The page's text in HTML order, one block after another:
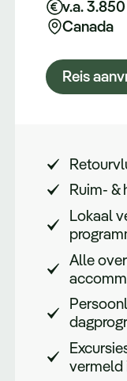
v.a.
Canada
Reis
Ruim- &
Lokaal
Alle
vermeld